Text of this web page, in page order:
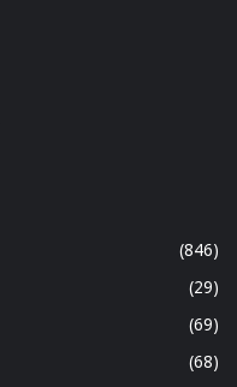
(846)
(29)
(69)
(68)